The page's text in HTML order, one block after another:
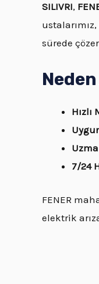
SILIVRI,
sürede
7/24
FENER
elektrik